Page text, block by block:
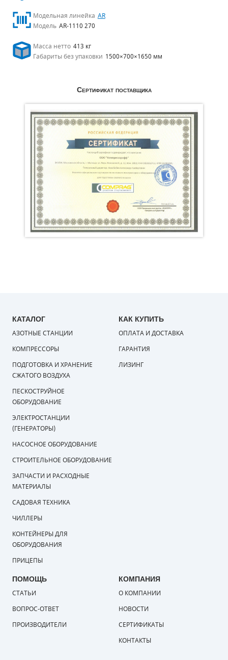
Модельная линейка AR
Модель AR-1110 270
Масса нетто 413 кг
Габариты без упаковки 1500×700×1650 мм
Сертификат поставщика
КАТАЛОГ
АЗОТНЫЕ СТАНЦИИ
КОМПРЕССОРЫ
ПОДГОТОВКА И ХРАНЕНИЕ
СЖАТОГО ВОЗДУХА
ПЕСКОСТРУЙНОЕ
ОБОРУДОВАНИЕ
ЭЛЕКТРОСТАНЦИИ
(ГЕНЕРАТОРЫ)
НАСОСНОЕ ОБОРУДОВАНИЕ
СТРОИТЕЛЬНОЕ ОБОРУДОВАНИЕ
ЗАПЧАСТИ И РАСХОДНЫЕ
МАТЕРИАЛЫ
САДОВАЯ ТЕХНИКА
ЧИЛЛЕРЫ
КОНТЕЙНЕРЫ ДЛЯ
ОБОРУДОВАНИЯ
ПРИЦЕПЫ
КАК КУПИТЬ
ОПЛАТА И ДОСТАВКА
ГАРАНТИЯ
ЛИЗИНГ
ПОМОЩЬ
СТАТЬИ
ВОПРОС-ОТВЕТ
ПРОИЗВОДИТЕЛИ
КОМПАНИЯ
О КОМПАНИИ
НОВОСТИ
СЕРТИФИКАТЫ
КОНТАКТЫ